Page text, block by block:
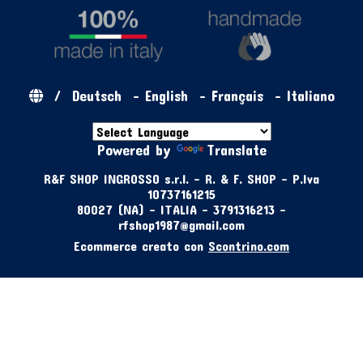
/ Deutsch - English - Français- Italiano
Powered by Translate
R&F SHOP INGROSSO s.r.l. - R. & F. SHOP - P.Iva
10737161215
80027 (NA) - ITALIA - 3791316213 -
rfshop1987@gmail.com
Ecommerce creato con Scontrino.com